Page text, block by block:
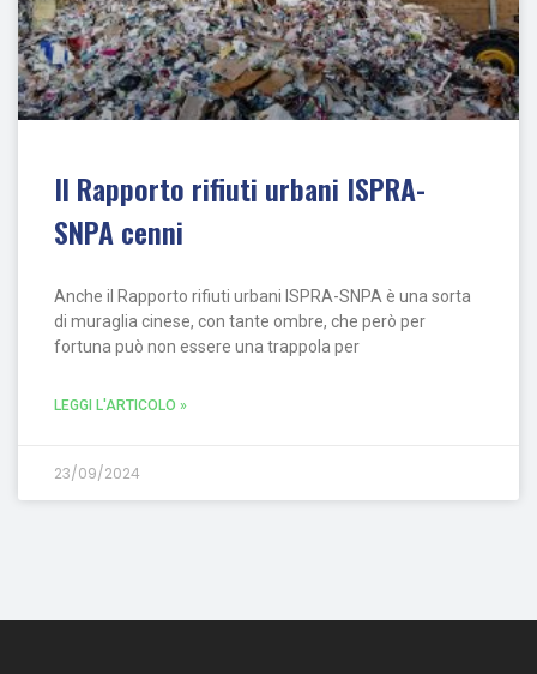
Il Rapporto rifiuti urbani ISPRA-
SNPA cenni
Anche il Rapporto rifiuti urbani ISPRA-SNPA è una sorta
di muraglia cinese, con tante ombre, che però per
fortuna può non essere una trappola per
LEGGI L'ARTICOLO »
23/09/2024